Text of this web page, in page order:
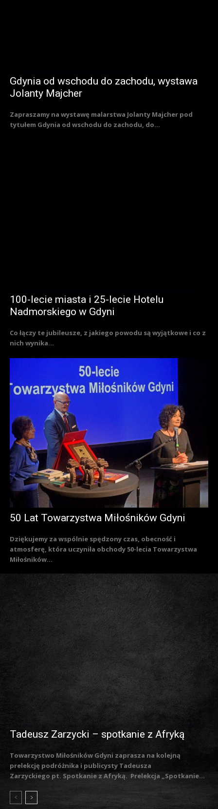
Gdynia od wschodu do zachodu, wystawa
Jolanty Majcher
Zapraszamy na wystawę malarstwa Jolanty Majcher pod
tytułem Gdynia od wschodu do zachodu, do...
100-lecie miasta i 25-lecie Hotelu
Nadmorskiego w Gdyni
Co łączy te jubileusze, z jakiego powodu są wyjątkowe i co z
nich wynika...
50 Lat Towarzystwa Miłośników Gdyni
Dziękujemy za wspólnie spędzony czas, obecność i
atmosferę, która uczyniła obchody 50-lecia Towarzystwa
Miłośników...
Tadeusz Zarzycki – spotkanie z Afryką
Towarzystwo Miłośników Gdyni zaprasza na kolejną
prelekcję podróżnika i publicysty Tadeusza
Zarzyckiego pt. Spotkanie z Afryką. Prelekcja „Spotkanie...